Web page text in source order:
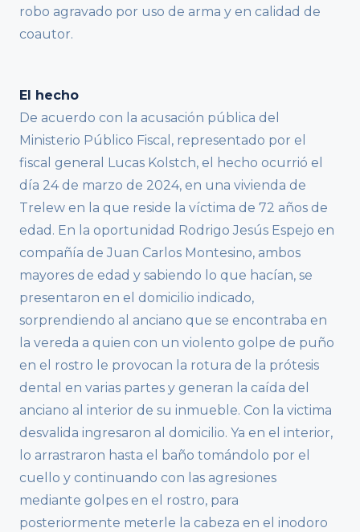
robo agravado por uso de arma y en calidad de
coautor.
El hecho
De acuerdo con la acusación pública del
Ministerio Público Fiscal, representado por el
fiscal general Lucas Kolstch, el hecho ocurrió el
día 24 de marzo de 2024, en una vivienda de
Trelew en la que reside la víctima de 72 años de
edad. En la oportunidad Rodrigo Jesús Espejo en
compañía de Juan Carlos Montesino, ambos
mayores de edad y sabiendo lo que hacían, se
presentaron en el domicilio indicado,
sorprendiendo al anciano que se encontraba en
la vereda a quien con un violento golpe de puño
en el rostro le provocan la rotura de la prótesis
dental en varias partes y generan la caída del
anciano al interior de su inmueble. Con la victima
desvalida ingresaron al domicilio. Ya en el interior,
lo arrastraron hasta el baño tomándolo por el
cuello y continuando con las agresiones
mediante golpes en el rostro, para
posteriormente meterle la cabeza en el inodoro